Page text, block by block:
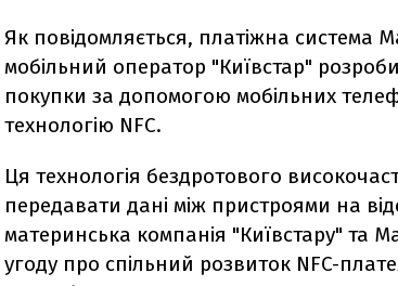
Як повідомляється, платіжна система
мобільний оператор "Київстар"
покупки за допомогою мобільних
технологію NFC.
Ця технологія бездротового
передавати дані між пристроями на
материнська компанія "Київстару" та
угоду про спільний розвиток NFC-